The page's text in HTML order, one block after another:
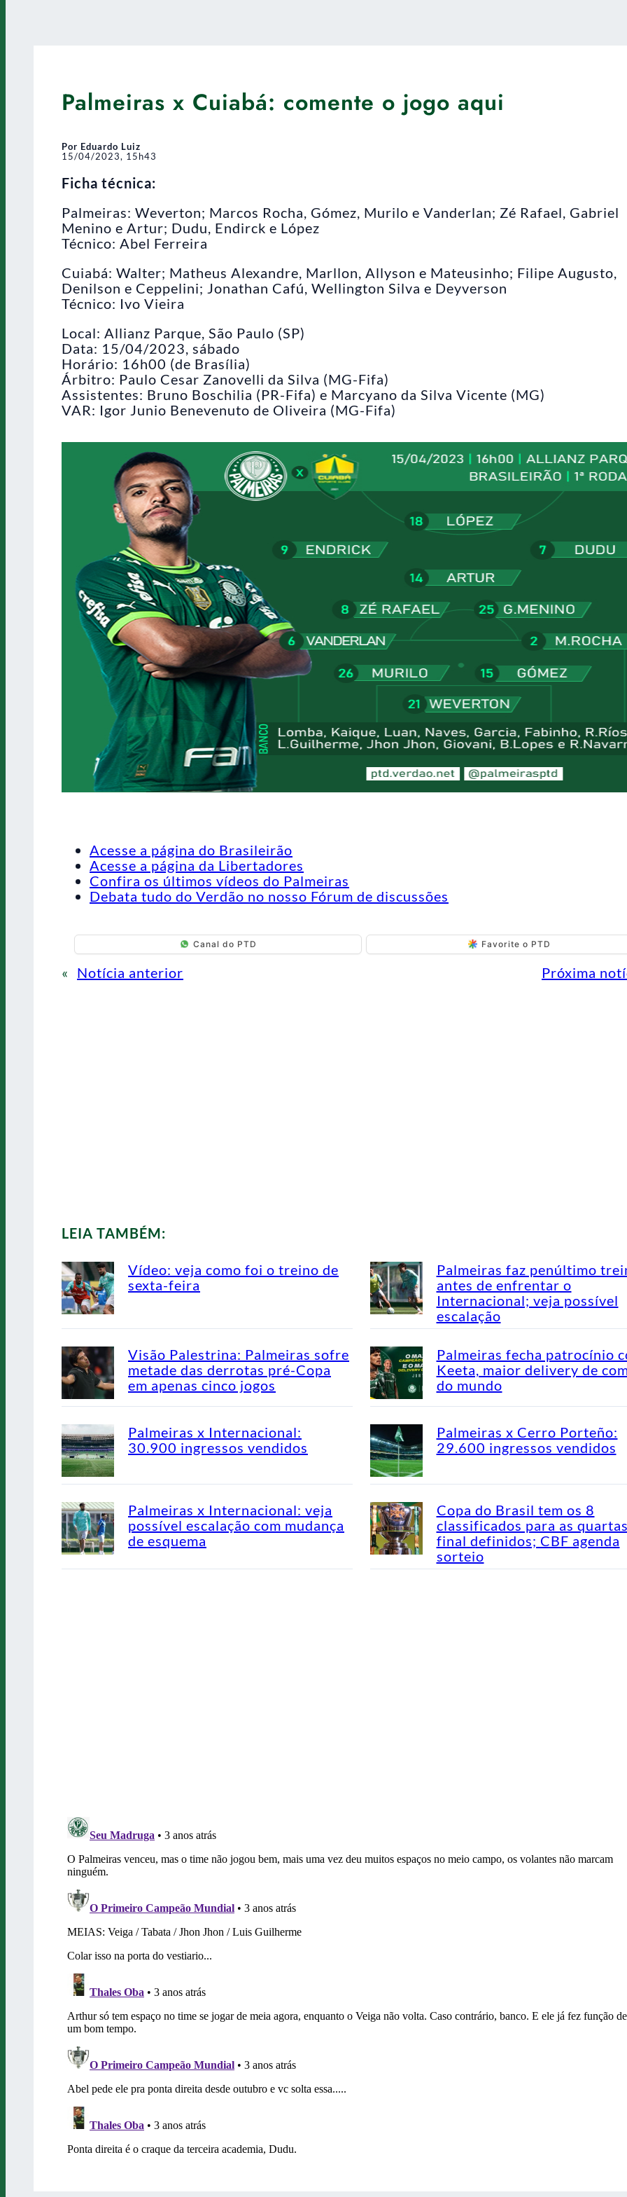
Palmeiras x Cuiabá: comente o jogo aqui
Por Eduardo Luiz
15/04/2023, 15h43
Ficha técnica:
Palmeiras: Weverton; Marcos Rocha, Gómez, Murilo e Vanderlan; Zé Rafael, Gabriel
Menino e Artur; Dudu, Endirck e López
Técnico: Abel Ferreira
Cuiabá: Walter; Matheus Alexandre, Marllon, Allyson e Mateusinho; Filipe Augusto,
Denilson e Ceppelini; Jonathan Cafú, Wellington Silva e Deyverson
Técnico: Ivo Vieira
Local: Allianz Parque, São Paulo (SP)
Data: 15/04/2023, sábado
Horário: 16h00 (de Brasília)
Árbitro: Paulo Cesar Zanovelli da Silva (MG-Fifa)
Assistentes: Bruno Boschilia (PR-Fifa) e Marcyano da Silva Vicente (MG)
VAR: Igor Junio Benevenuto de Oliveira (MG-Fifa)
Acesse a página do Brasileirão
Acesse a página da Libertadores
Confira os últimos vídeos do Palmeiras
Debata tudo do Verdão no nosso Fórum de discussões
Canal do PTD Favorite o PTD
« Notícia anterior Próxima
LEIA TAMBÉM:
Vídeo: veja como foi o treino de
sexta-feira
Palmeiras faz penúltimo
antes de enfrentar o
Internacional; veja possível
escalação
Visão Palestrina: Palmeiras sofre
metade das derrotas pré-Copa
em apenas cinco jogos
Palmeiras fecha patrocínio
Keeta, maior delivery de
do mundo
Palmeiras x Internacional:
30.900 ingressos vendidos
Palmeiras x Cerro Porteño:
29.600 ingressos vendidos
Palmeiras x Internacional: veja
possível escalação com mudança
de esquema
Copa do Brasil tem os 8
classificados para as
final definidos; CBF agenda
sorteio